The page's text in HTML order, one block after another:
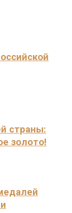
страны:
золото!